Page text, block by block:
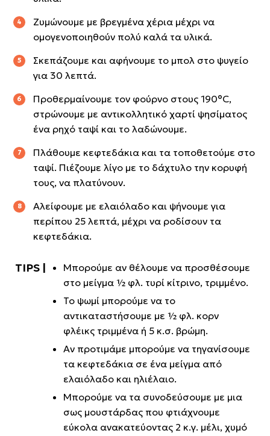
Ζυμώνουμε με βρεγμένα χέρια μέχρι να
ομογενοποιηθούν πολύ καλά τα υλικά.
Σκεπάζουμε και αφήνουμε το μπολ στο ψυγείο
για 30 λεπτά.
Προθερμαίνουμε τον φούρνο στους 190°C,
στρώνουμε με αντικολλητικό χαρτί ψησίματος
ένα ρηχό ταψί και το λαδώνουμε.
Πλάθουμε κεφτεδάκια και τα τοποθετούμε στο
ταψί. Πιέζουμε λίγο με το δάχτυλο την κορυφή
τους, να πλατύνουν.
Αλείφουμε με ελαιόλαδο και ψήνουμε για
περίπου 25 λεπτά, μέχρι να ροδίσουν τα
κεφτεδάκια.
Μπορούμε αν θέλουμε να προσθέσουμε
στο μείγμα ½ φλ. τυρί κίτρινο, τριμμένο.
Το ψωμί μπορούμε να το
αντικαταστήσουμε με ½ φλ. κορν
φλέικς τριμμένα ή 5 κ.σ. βρώμη.
Αν προτιμάμε μπορούμε να τηγανίσουμε
τα κεφτεδάκια σε ένα μείγμα από
ελαιόλαδο και ηλιέλαιο.
Μπορούμε να τα συνοδεύσουμε με μια
σως μουστάρδας που φτιάχνουμε
εύκολα ανακατεύοντας 2 κ.γ. μέλι, χυμό